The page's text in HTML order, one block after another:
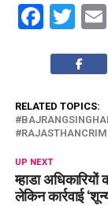
RELATED TOPICS:
UP NEXT
म्हाडा
लेकिन कार्रवाई